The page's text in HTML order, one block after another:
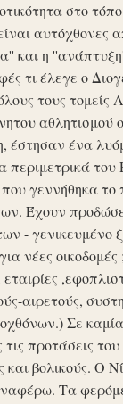
στο τόπο
και η
τι έλεγε ο
τους τομείς
αθλητισμού
ένα
περιμετρικά
γεννήθηκα το
Έχουν
- γενικευμένο
νέες
αιρετούς,
Σε καμία
τις προτάσεις
βολικούς. Ο
Τα